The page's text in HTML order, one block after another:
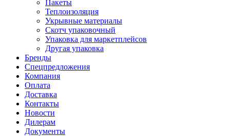
Пакеты
Теплоизоляция
Укрывные материалы
Скотч упаковочный
Упаковка для маркетплейсов
Другая упаковка
Бренды
Спецпредложения
Компания
Оплата
Доставка
Контакты
Новости
Дилерам
Документы